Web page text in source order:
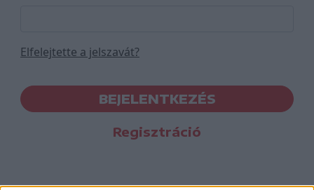
Elfelejtette a jelszavát?
BEJELENTKEZÉS
Regisztráció